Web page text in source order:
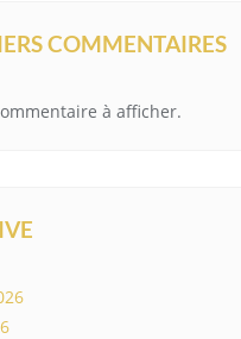
COMMENTAIRES
à afficher.